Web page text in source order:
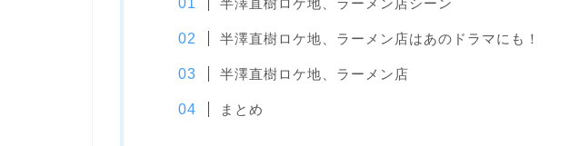
半澤直樹ロケ地、ラーメン店シーン
半澤直樹ロケ地、ラーメン店はあのドラマにも！
半澤直樹ロケ地、ラーメン店
まとめ